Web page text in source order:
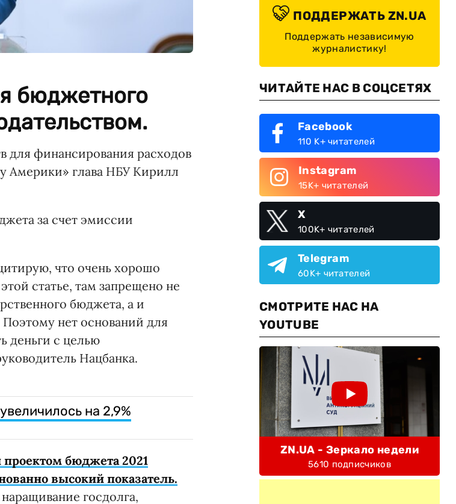
бюджетного
для финансирования расходов
Америки» глава НБУ Кирилл
за счет эмиссии
что очень хорошо
статье, там запрещено не
бюджета, а и
нет оснований для
деньги с целью
Нацбанка.
на 2,9%
бюджета 2021
высокий показатель.
госдолга,
ПОДДЕРЖАТЬ ZN.UA
Поддержать независимую
журналистику!
ЧИТАЙТЕ НАС В СОЦСЕТЯХ
Facebook
110 K+ читателей
Instagram
15K+ читателей
X
100K+ читателей
Telegram
60K+ читателей
СМОТРИТЕ НАС НА
YOUTUBE
ZN.UA - Зеркало недели
5610 подписчиков